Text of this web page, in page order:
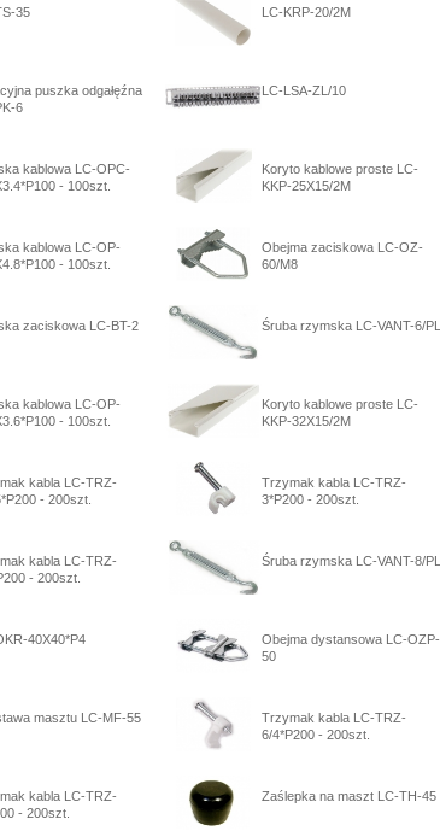
35 LC-KRP-20/2M
puszka odgałęźna
6
LC-LSA-ZL/10
kablowa LC-OPC-
- 100szt.
Koryto kablowe proste LC-
KKP-25X15/2M
kablowa LC-OP-
- 100szt.
Obejma zaciskowa LC-OZ-
60/M8
zaciskowa LC-BT-2 Śruba rzymska LC-VANT-6/PL
kablowa LC-OP-
- 100szt.
Koryto kablowe proste LC-
KKP-32X15/2M
kabla LC-TRZ-
- 200szt.
Trzymak kabla LC-TRZ-
3*P200 - 200szt.
kabla LC-TRZ-
- 200szt.
Śruba rzymska LC-VANT-8/PL
40X40*P4
Obejma dystansowa LC-OZP-
50
masztu LC-MF-55
Trzymak kabla LC-TRZ-
6/4*P200 - 200szt.
kabla LC-TRZ-
- 200szt.
Zaślepka na maszt LC-TH-45